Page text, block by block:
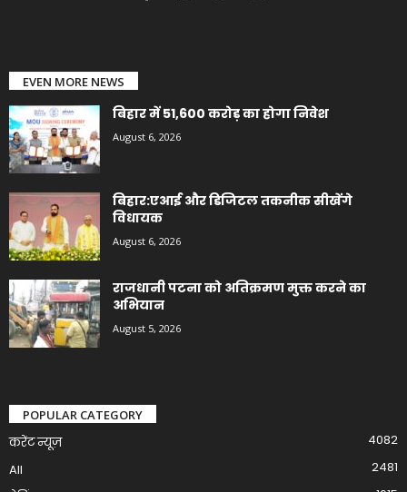
EVEN MORE NEWS
बिहार में 51,600 करोड़ का होगा निवेश
August 6, 2026
बिहार:एआई और डिजिटल तकनीक सीखेंगे
विधायक
August 6, 2026
राजधानी पटना को अतिक्रमण मुक्त करने का
अभियान
August 5, 2026
POPULAR CATEGORY
करेंट न्यूज़
4082
All
2481